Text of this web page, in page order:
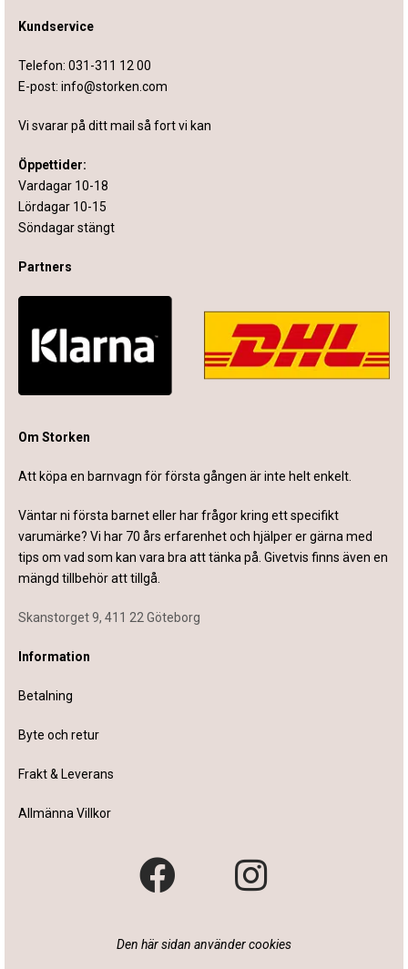
Kundservice
Telefon: 031-311 12 00
E-post: info@storken.com
Vi svarar på ditt mail så fort vi kan
Öppettider:
Vardagar 10-18
Lördagar 10-15
Söndagar stängt
Partners
Om Storken
Att köpa en barnvagn för första gången är inte helt enkelt.
Väntar ni första barnet eller har frågor kring ett specifikt
varumärke? Vi har 70 års erfarenhet och hjälper er gärna med
tips om vad som kan vara bra att tänka på. Givetvis finns även en
mängd tillbehör att tillgå.
Skanstorget 9, 411 22 Göteborg
Information
Betalning
Byte och retur
Frakt & Leverans
Allmänna Villkor
Den här sidan använder cookies